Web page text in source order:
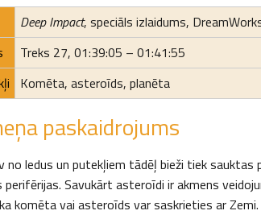
Deep Impact, speciāls izlaidums,
Treks 27, 01:39:05 – 01:41:55
Komēta, asteroīds, planēta
paskaidrojums
ledus un putekļiem tādēļ bieži tiek sauktas
Savukārt asteroīdi ir akmens
komēta vai asteroīds var saskrieties ar